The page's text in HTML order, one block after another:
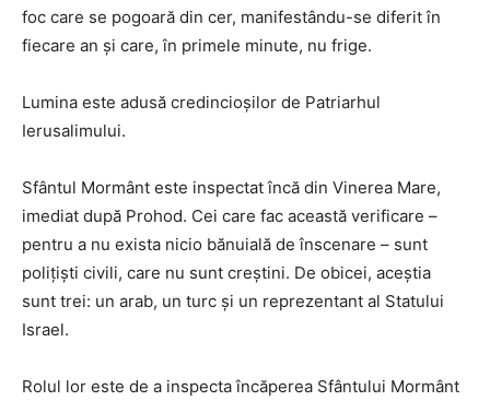
foc care se pogoară din cer, manifestându-se diferit în
fiecare an şi care, în primele minute, nu frige.
Lumina este adusă credincioşilor de Patriarhul
Ierusalimului.
Sfântul Mormânt este inspectat încă din Vinerea Mare,
imediat după Prohod. Cei care fac această verificare –
pentru a nu exista nicio bănuială de înscenare – sunt
poliţişti civili, care nu sunt creştini. De obicei, aceştia
sunt trei: un arab, un turc şi un reprezentant al Statului
Israel.
Rolul lor este de a inspecta încăperea Sfântului Mormânt